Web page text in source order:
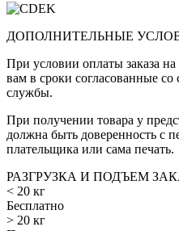
ДОПОЛНИТЕЛЬНЫЕ
При условии оплаты заказа на
вам в сроки согласованные
службы.
При получении товара у
должна быть доверенность с
плательщика или сама печать.
РАЗГРУЗКА И ПОДЪЕМ
< 20 кг
Бесплатно
> 20 кг